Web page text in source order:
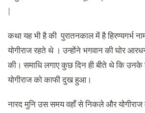
|
कथा यह भी है की पुरातनकाल में है हिरण्यगर्भ
योगीराज रहते थे । उन्होंने भगवान की घोर
की। समाधि लगाए कुछ दिन ही बीते थे कि उनके
योगीराज को काफी दुख हुआ।
नारद मुनि उस समय वहाँ से निकले और